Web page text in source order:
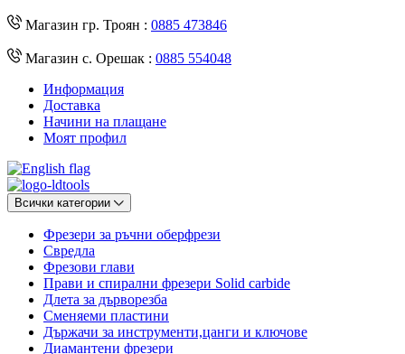
Магазин гр. Троян : 0885 473846
Магазин с. Орешак : 0885 554048
Информация
Доставка
Начини на плащане
Моят профил
Всички категории
Фрезери за ръчни оберфрези
Свредла
Фрезови глави
Прави и спирални фрезери Solid carbide
Длета за дърворезба
Сменяеми пластини
Държачи за инструменти,цанги и ключове
Диамантени фрезери